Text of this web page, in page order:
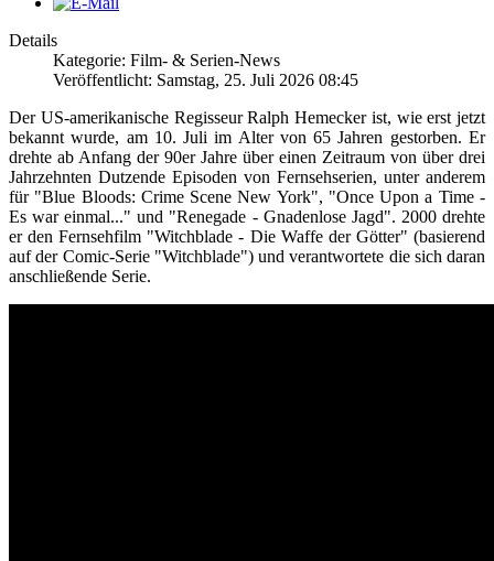
Details
Kategorie: Film- & Serien-News
Veröffentlicht: Samstag, 25. Juli 2026 08:45
Der US-amerikanische Regisseur Ralph Hemecker ist, wie erst jetzt
bekannt wurde, am 10. Juli im Alter von 65 Jahren gestorben. Er
drehte ab Anfang der 90er Jahre über einen Zeitraum von über drei
Jahrzehnten Dutzende Episoden von Fernsehserien, unter anderem
für "Blue Bloods: Crime Scene New York", "Once Upon a Time -
Es war einmal..." und "Renegade - Gnadenlose Jagd". 2000 drehte
er den Fernsehfilm "Witchblade - Die Waffe der Götter" (basierend
auf der Comic-Serie "Witchblade") und verantwortete die sich daran
anschließende Serie.